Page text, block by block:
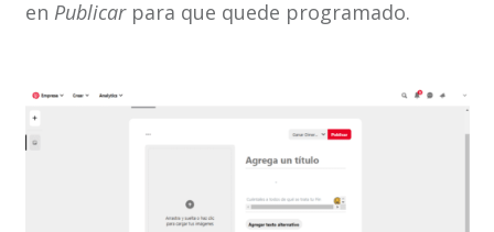
en Publicar para que quede programado.